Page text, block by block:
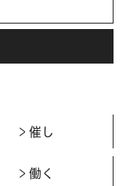
催し
働く